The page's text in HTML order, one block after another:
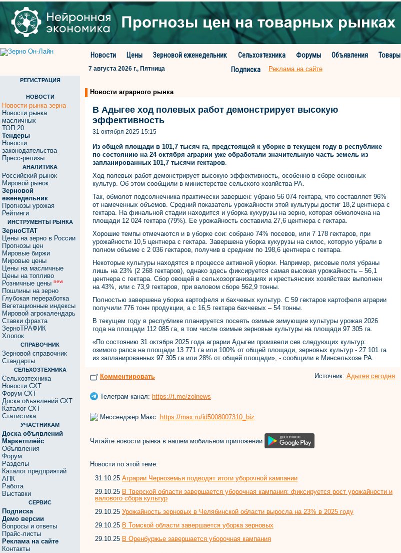
Новости Цены Зерновой еженедельник Сельхозтехника Форумы Объявления
Товары
Подписка
7 августа 2026 г., Пятница Реклама на сайте
РЕГИСТРАЦИЯ
НОВОСТИ
Новости рынка зерна
Новости рынка
масличных
ТОП 20
Тендеры
Новости
законодательства
Пресс-релизы
АНАЛИТИКА
Российский рынок
Мировой рынок
Зерновой
еженедельник
Прогнозы урожая
Рейтинги
ИНСТРУМЕНТЫ РЫНКА
ЗерноСТАТ
Цены на зерно в России
Прогнозы цен
Мировые биржи
Мировые цены
Цены на масличные
Цены на топливо
Розничные цены new
Пошлины на зерно
Глубокая переработка
Вегетационные индексы
Мировой агрокалендарь
Ставки фрахта
ЗерноТРАФИК
Хлопок
СПРАВОЧНИК
Зерновой справочник
Стандарты
СЕЛЬХОЗТЕХНИКА
Сельхозтехника
Новости СХТ
Форум СХТ
Доска объявлений СХТ
Каталог СХТ
Статистика
УЧАСТНИКАМ
Доска объявлений
Маркетплейс
Объявления
Форум
Разделы
Каталог предприятий
АПК
Работа
Выставки
СЕРВИС
Подписка
Демо версии
Вопросы и ответы
Прайс-листы
Реклама на сайте
Контакты
Новости аграрного рынка
В Адыгее ход полевых работ демонстрирует высокую
эффективность
31 октября 2025 15:15
Из общей площади в 101,7 тысяч га, предстоящей к уборке в текущем году в республике
по состоянию на 24 октября аграрии уже обработали значительную часть земель из
запланированных 101,7 тысячи гектаров.
Ход полевых работ демонстрирует высокую эффективность, особенно в сборе основных
культур. Об этом сообщили в министерстве сельского хозяйства РА.
Так, обмолот подсолнечника практически завершен: убрано 56 074 гектара, что составляет 96%
от намеченных объемов. Средний показатель урожайности этой культуры достиг 18,2 центнера с
гектара. На финальной стадии находится и уборка кукурузы на зерно, которая обмолочена на
площади 12 024 гектара (79%). Ее урожайность составила 27,6 центнера с гектара.
Хорошие темпы отмечаются и в уборке сои: собрано 74% посевов, или 7 178 гектаров, при
урожайности 10,5 центнера с гектара. Завершена уборка кукурузы на силос, которую убрали в
полном объеме с 2 036 гектаров, получив в среднем по 198,6 центнера с гектара.
Некоторые культуры находятся в процессе активной уборки. Например, рисовые поля убраны
лишь на 23% (2 268 гектаров), однако здесь фиксируется самая высокая урожайность – 56,1
центнера с гектара. Сбор овощей в сельхозорганизациях и крестьянских хозяйствах выполнен
на 43%, или с 73,9 гектаров, при валовом сборе 562,9 тонны.
Полностью завершена уборка картофеля и бахчевых культур. С 59 гектаров картофеля аграрии
получили 776 тонн продукции, а с 16,5 гектара бахчевых – 54 тонны.
В текущем году в республике планируется посеять озимые зимующие культуры урожая 2026
года на площади 112 085 га, в том числе озимые зерновые культуры на площади 97 305 га.
«По состоянию 31 октября 2025 года аграрии Адыгеи произвели сев следующих культур:
озимого рапса на площади 13 771 га или 100% от общей площади, зерновых культур - 27 101 га
из запланированных 97 305 га или 28% от общей площади», - сообщили в Минсельхозе РА.
Комментировать Источник: Адыгея сегодня
Телеграм-канал: https://t.me/zolnews
Мессенджер Макс: https://max.ru/id5008007310_biz
Читайте новости рынка в нашем мобильном приложении
Новости по этой теме:
31.10.25 Аграрии Черноземья подводят итоги уборочной кампании
29.10.25 В Тверской области завершается уборочная кампания: фиксируется рост урожайности и
валового сбора культур
29.10.25 Урожайность зерновых в Челябинской области выросла на 23% в 2025 году
29.10.25 В Томской области завершается уборка зерновых
29.10.25 В Оренбуржье завершается уборочная кампания